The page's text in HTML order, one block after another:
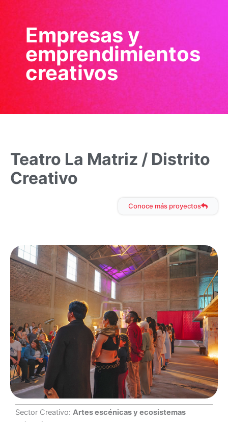
Empresas y
emprendimientos
creativos
Teatro La Matriz / Distrito
Creativo
Conoce más proyectos
Sector Creativo: Artes escénicas y ecosistemas